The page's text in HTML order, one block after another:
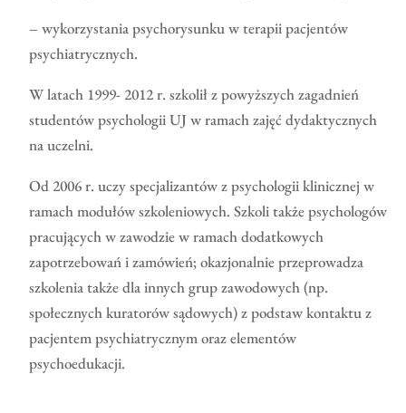
– wykorzystania psychorysunku w terapii pacjentów
psychiatrycznych.
W latach 1999- 2012 r. szkolił z powyższych zagadnień
studentów psychologii UJ w ramach zajęć dydaktycznych
na uczelni.
Od 2006 r. uczy specjalizantów z psychologii klinicznej w
ramach modułów szkoleniowych. Szkoli także psychologów
pracujących w zawodzie w ramach dodatkowych
zapotrzebowań i zamówień; okazjonalnie przeprowadza
szkolenia także dla innych grup zawodowych (np.
społecznych kuratorów sądowych) z podstaw kontaktu z
pacjentem psychiatrycznym oraz elementów
psychoedukacji.